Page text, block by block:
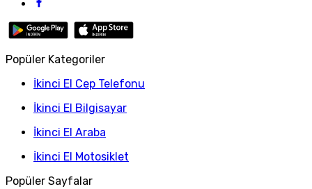
Popüler Kategoriler
İkinci El Cep Telefonu
İkinci El Bilgisayar
İkinci El Araba
İkinci El Motosiklet
Popüler Sayfalar